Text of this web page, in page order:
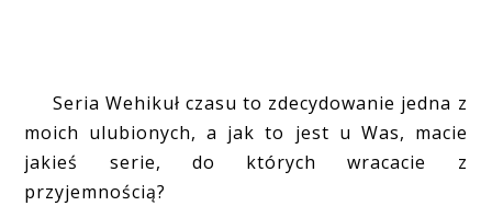
Seria Wehikuł czasu to zdecydowanie jedna z
moich ulubionych, a jak to jest u Was, macie
jakieś serie, do których wracacie z
przyjemnością?